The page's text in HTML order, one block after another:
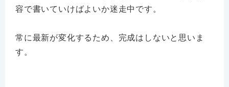
容で書いていけばよいか迷走中です。
常に最新が変化するため、完成はしないと思いま
す。